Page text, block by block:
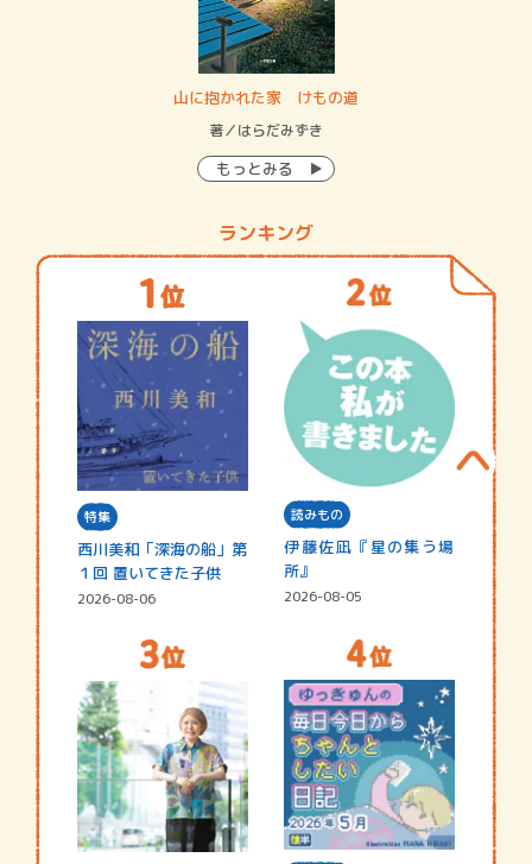
山に抱かれた家 けもの道
著／はらだみずき
もっとみる
ランキング
特集
西川美和「深海の船」第
１回 置いてきた子供
2026-08-06
読みもの
伊藤佐凪『星の集う場
所』
2026-08-05